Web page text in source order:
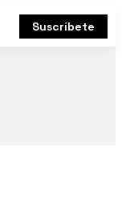
Suscríbete